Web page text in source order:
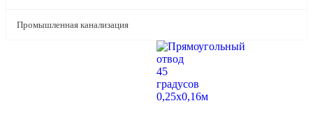
Промышленная канализация